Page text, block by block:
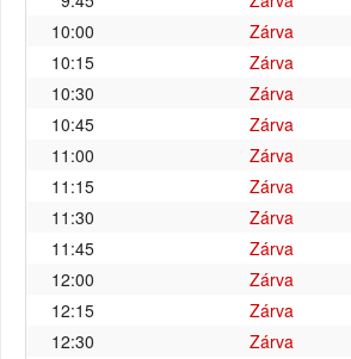
10:00
Zárva
10:15
Zárva
10:30
Zárva
10:45
Zárva
11:00
Zárva
11:15
Zárva
11:30
Zárva
11:45
Zárva
12:00
Zárva
12:15
Zárva
12:30
Zárva